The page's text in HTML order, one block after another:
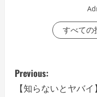
すべての
P
o
Previous:
【知らないとヤバ